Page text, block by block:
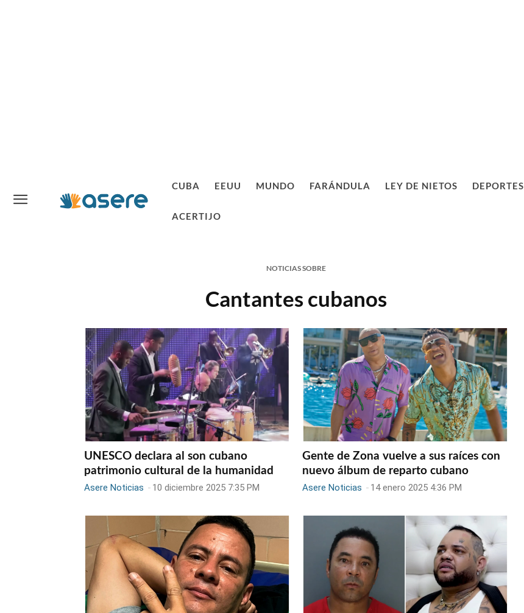
CUBA EEUU MUNDO FARÁNDULA LEY DE NIETOS DEPORTES
ACERTIJO
NOTICIAS SOBRE
Cantantes cubanos
UNESCO declara al son cubano
patrimonio cultural de la humanidad
Asere Noticias - 10 diciembre 2025 7:35 PM
Gente de Zona vuelve a sus raíces con
nuevo álbum de reparto cubano
Asere Noticias - 14 enero 2025 4:36 PM